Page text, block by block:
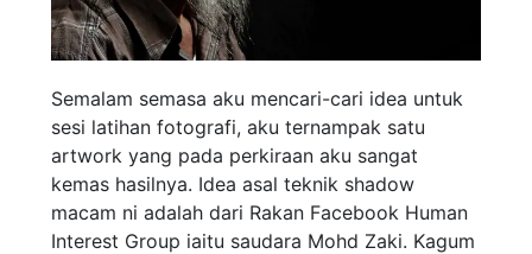
Semalam semasa aku mencari-cari idea untuk
sesi latihan fotografi, aku ternampak satu
artwork yang pada perkiraan aku sangat
kemas hasilnya. Idea asal teknik shadow
macam ni adalah dari Rakan Facebook Human
Interest Group iaitu saudara Mohd Zaki. Kagum